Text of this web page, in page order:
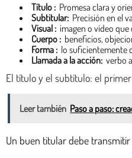
Título : Promesa clara y
Subtitular: Precisión en el
Visual : imagen o vídeo
Cuerpo : beneficios,
Forma : lo suficientemente
Llamada a la acción: verbo
El título y el subtítulo: el
Leer también Paso a paso:
Un buen titular debe